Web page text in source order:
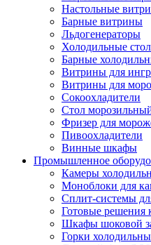
Настольные
Барные витрины
Льдогенераторы
Холодильные
Барные
Витрины для
Витрины для
Сокоохладители
Стол
Фризер для
Пивоохладители
Винные шкафы
Промышленное
Камеры
Моноблоки для
Сплит-системы
Готовые решения
Шкафы шоковой
Горки